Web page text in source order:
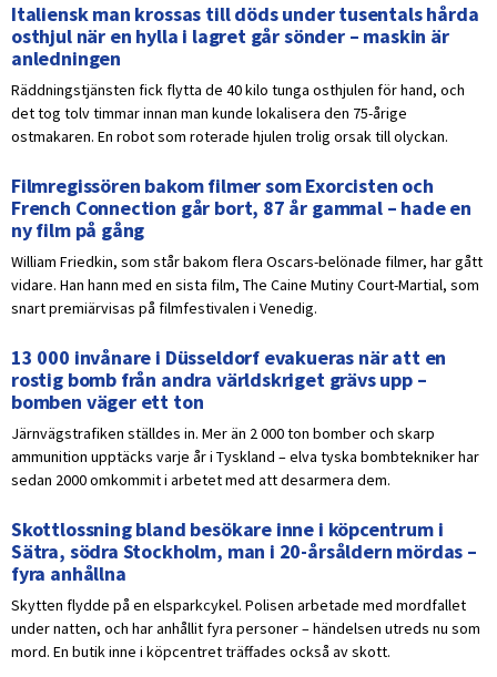
Italiensk man krossas till döds under tusentals hårda
osthjul när en hylla i lagret går sönder – maskin är
anledningen
Räddningstjänsten fick flytta de 40 kilo tunga osthjulen för hand, och
det tog tolv timmar innan man kunde lokalisera den 75-årige
ostmakaren. En robot som roterade hjulen trolig orsak till olyckan.
Filmregissören bakom filmer som Exorcisten och
French Connection går bort, 87 år gammal – hade en
ny film på gång
William Friedkin, som står bakom flera Oscars-belönade filmer, har gått
vidare. Han hann med en sista film, The Caine Mutiny Court-Martial, som
snart premiärvisas på filmfestivalen i Venedig.
13 000 invånare i Düsseldorf evakueras när att en
rostig bomb från andra världskriget grävs upp –
bomben väger ett ton
Järnvägstrafiken ställdes in. Mer än 2 000 ton bomber och skarp
ammunition upptäcks varje år i Tyskland – elva tyska bombtekniker har
sedan 2000 omkommit i arbetet med att desarmera dem.
Skottlossning bland besökare inne i köpcentrum i
Sätra, södra Stockholm, man i 20-årsåldern mördas –
fyra anhållna
Skytten flydde på en elsparkcykel. Polisen arbetade med mordfallet
under natten, och har anhållit fyra personer – händelsen utreds nu som
mord. En butik inne i köpcentret träffades också av skott.